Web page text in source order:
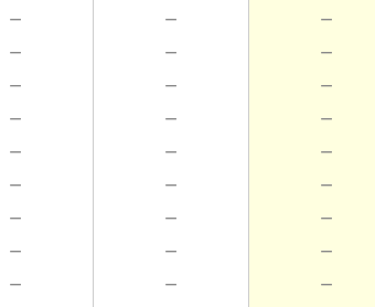
－
－
－
－
－
－
－
－
－
－
－
－
－
－
－
－
－
－
－
－
－
－
－
－
－
－
－